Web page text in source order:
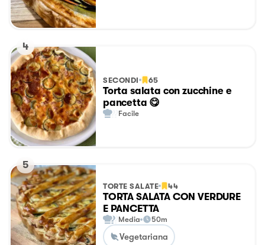
4
SECONDI 65
Torta salata con zucchine e
pancetta 😋
Facile
5
TORTE SALATE 44
TORTA SALATA CON VERDURE
E PANCETTA
Media 50m
Vegetariana